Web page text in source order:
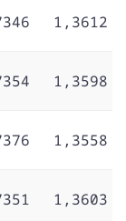
1,3612
1,3598
1,3558
1,3603